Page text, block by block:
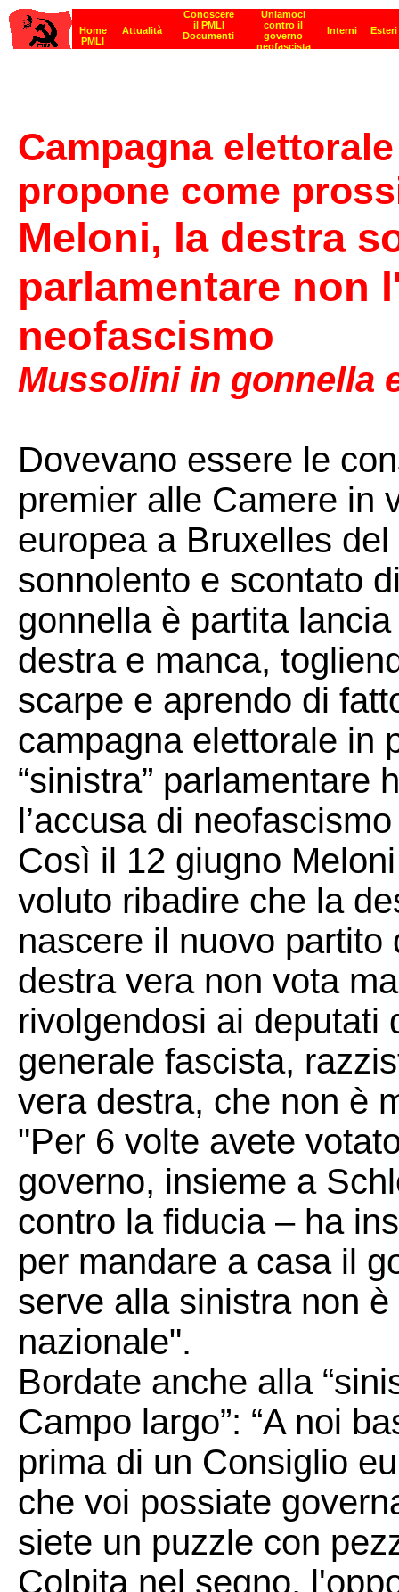
Campagna
propone come
Meloni, la destra
parlamentare non
neofascismo
Mussolini in gonnella
Dovevano essere le
premier alle Camere in
europea a Bruxelles
sonnolento e scontato
gonnella è partita
destra e manca,
scarpe e aprendo di
campagna elettorale in
“sinistra” parlamentare
l’accusa di
Così il 12 giugno
voluto ribadire che la
nascere il nuovo partito
destra vera non vota
rivolgendosi ai deputati
generale fascista,
vera destra, che non è
"Per 6 volte avete
governo, insieme a
contro la fiducia – ha
per mandare a casa il
serve alla sinistra non
nazionale".
Bordate anche alla
Campo largo”: “A noi
prima di un Consiglio
che voi possiate
siete un puzzle con
Colpita nel segno,